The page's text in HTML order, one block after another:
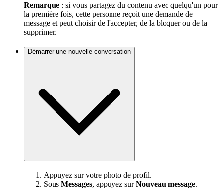
Remarque : si vous partagez du contenu avec quelqu'un pour
la première fois, cette personne reçoit une demande de
message et peut choisir de l'accepter, de la bloquer ou de la
supprimer.
Démarrer une nouvelle conversation
Appuyez sur votre photo de profil.
Sous Messages, appuyez surNouveau message.